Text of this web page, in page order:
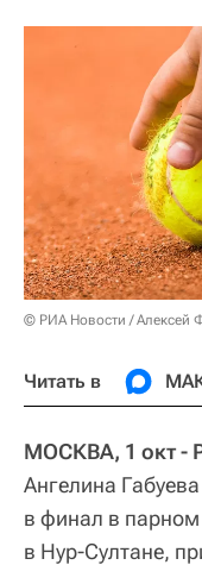
© РИА Новости / Алексей
Читать в
МОСКВА, 1 окт -
Ангелина
в финал в парном
в Нур-Султане,